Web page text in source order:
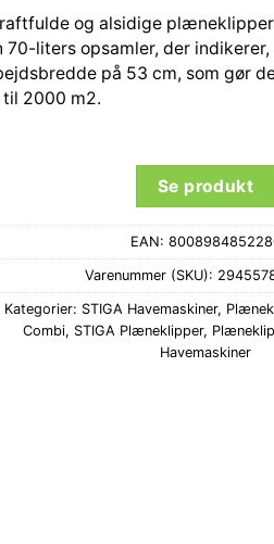
og alsidige plæneklipper
70-liters opsamler, der
på 53 cm, som gør
til 2000 m2.
Se produkt
EAN:
Varenummer (SKU):
Kategorier: STIGA Havemaskiner,
Combi, STIGA Plæneklipper,
Havemaskiner